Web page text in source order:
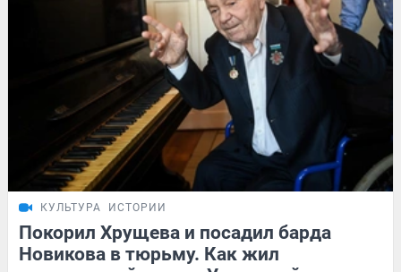
КУЛЬТУРА ИСТОРИИ
Покорил Хрущева и посадил барда
Новикова в тюрьму. Как жил